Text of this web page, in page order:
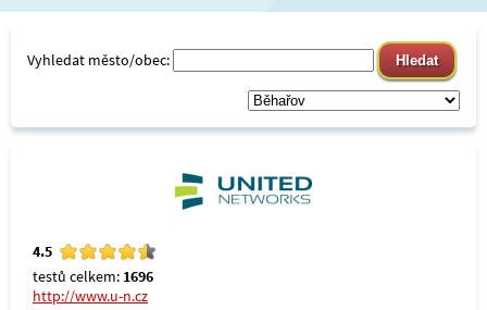
Vyhledat město/obec:
4.5
testů celkem: 1696
http://www.u-n.cz